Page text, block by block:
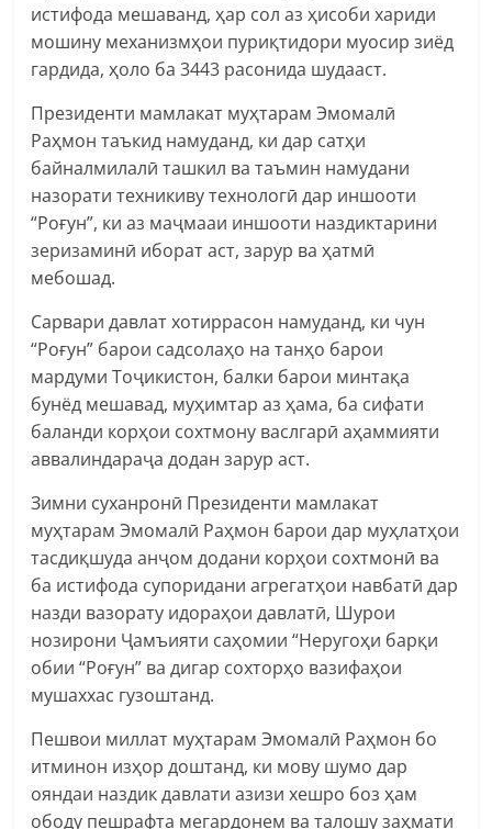
истифода мешаванд, ҳар сол аз ҳисоби хариди
мошину механизмҳои пуриқтидори муосир зиёд
гардида, ҳоло ба 3443 расонида шудааст.
Президенти мамлакат муҳтарам Эмомалӣ
Раҳмон таъкид намуданд, ки дар сатҳи
байналмилалӣ ташкил ва таъмин намудани
назорати техникиву технологӣ дар иншооти
“Роғун”, ки аз маҷмааи иншооти наздиктарини
зеризаминӣ иборат аст, зарур ва ҳатмӣ
мебошад.
Сарвари давлат хотиррасон намуданд, ки чун
“Роғун” барои садсолаҳо на танҳо барои
мардуми Тоҷикистон, балки барои минтақа
бунёд мешавад, муҳимтар аз ҳама, ба сифати
баланди корҳои сохтмону васлгарӣ аҳаммияти
аввалиндараҷа додан зарур аст.
Зимни суханронӣ Президенти мамлакат
муҳтарам Эмомалӣ Раҳмон барои дар муҳлатҳои
тасдиқшуда анҷом додани корҳои сохтмонӣ ва
ба истифода супоридани агрегатҳои навбатӣ дар
назди вазорату идораҳои давлатӣ, Шурои
нозирони Ҷамъияти саҳомии “Неругоҳи барқи
обии “Роғун” ва дигар сохторҳо вазифаҳои
мушаххас гузоштанд.
Пешвои миллат муҳтарам Эмомалӣ Раҳмон бо
итминон изҳор доштанд, ки мову шумо дар
ояндаи наздик давлати азизи хешро боз ҳам
ободу пешрафта мегардонем ва талошу заҳмати